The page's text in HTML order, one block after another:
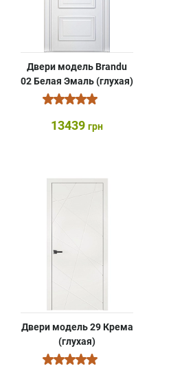
Двери модель Brandu
02 Белая Эмаль (глухая)
13439 грн
Двери модель 29 Крема
(глухая)